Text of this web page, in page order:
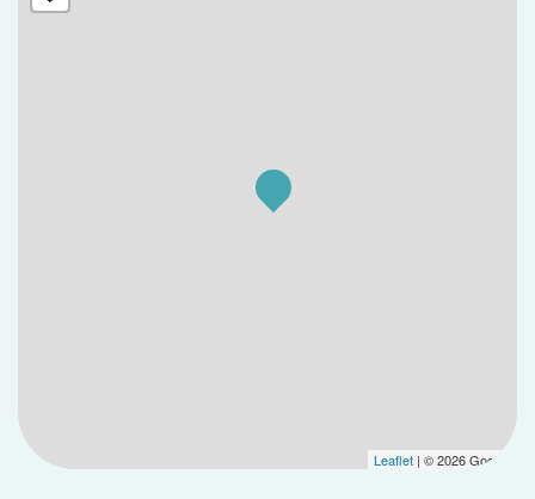
Leaflet | © 2026 Google